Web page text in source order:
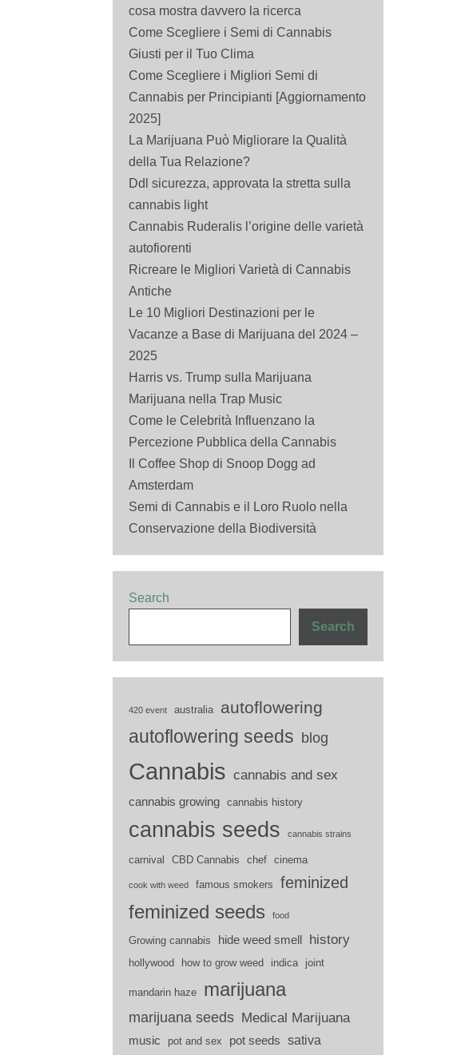
cosa mostra davvero la ricerca
Come Scegliere i Semi di Cannabis
Giusti per il Tuo Clima
Come Scegliere i Migliori Semi di
Cannabis per Principianti [Aggiornamento
2025]
La Marijuana Può Migliorare la Qualità
della Tua Relazione?
Ddl sicurezza, approvata la stretta sulla
cannabis light
Cannabis Ruderalis l’origine delle varietà
autofiorenti
Ricreare le Migliori Varietà di Cannabis
Antiche
Le 10 Migliori Destinazioni per le
Vacanze a Base di Marijuana del 2024 –
2025
Harris vs. Trump sulla Marijuana
Marijuana nella Trap Music
Come le Celebrità Influenzano la
Percezione Pubblica della Cannabis
Il Coffee Shop di Snoop Dogg ad
Amsterdam
Semi di Cannabis e il Loro Ruolo nella
Conservazione della Biodiversità
Search
Search
420 event australia autoflowering
autoflowering seeds blog
Cannabis cannabis and sex
cannabis growing cannabis history
cannabis seeds cannabis strains
carnival CBD Cannabis chef cinema
cook with weed famous smokers feminized
feminized seeds food
Growing cannabis hide weed smell history
hollywood how to grow weed indica joint
mandarin haze marijuana
marijuana seeds Medical Marijuana
music pot and sex pot seeds sativa